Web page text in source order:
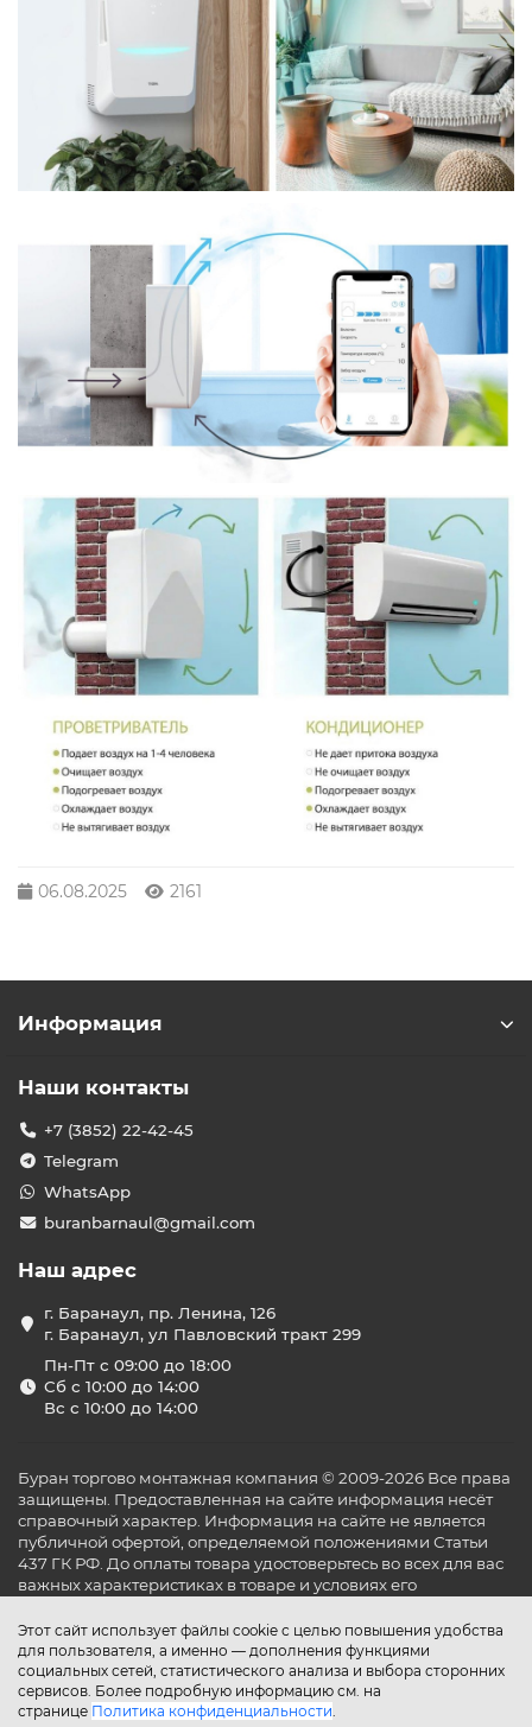
06.08.2025 2161
Этот сайт использует файлы cookie с целью повышения удобства
для пользователя, а именно — дополнения функциями
социальных сетей, статистического анализа и выбора сторонних
сервисов. Более подробную информацию см. на
странице Политика конфиденциальности.
Информация
Наши контакты
+7 (3852) 22-42-45
Telegram
WhatsApp
buranbarnaul@gmail.com
Наш адрес
г. Баранаул, пр. Ленина, 126
г. Баранаул, ул Павловский тракт 299
Пн-Пт с 09:00 до 18:00
Сб с 10:00 до 14:00
Вс с 10:00 до 14:00
Буран торгово монтажная компания © 2009-2026 Все права
защищены. Предоставленная на сайте информация несёт
справочный характер. Информация на сайте не является
публичной офертой, определяемой положениями Статьи
437 ГК РФ. До оплаты товара удостоверьтесь во всех для вас
важных характеристиках в товаре и условиях его